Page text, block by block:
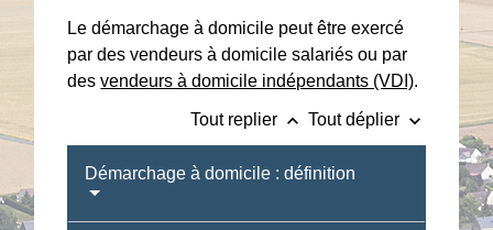
Le démarchage à domicile peut être exercé
par des vendeurs à domicile salariés ou par
desvendeurs à domicile indépendants (VDI).
Tout replier keyboard_arrow_up Tout déplier keyboard_arrow_down
Démarchage à domicile : définition